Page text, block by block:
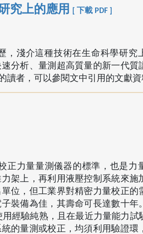
究上的應用 [ 下載 PDF ]
，淺介這種技術在生命科學研究
分析、量測超高質量的新一代質
者，可以參閱文中引用的文獻資
正力量量測儀器的標準，也是力
架上，再利用液壓控制系統來施
位，但工業界對精密力量校正的
裝備為佳，其壽命可長達數十年
經驗純熟，且在最近力量能力試
的量測或校正，均須利用驗證環